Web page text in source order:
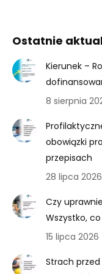
Ostatnie
Kierunek –
8 sierpnia
obowiązki
przepisach
28 lipca 2026
Czy
Wszystko,
15 lipca 2026
Strach